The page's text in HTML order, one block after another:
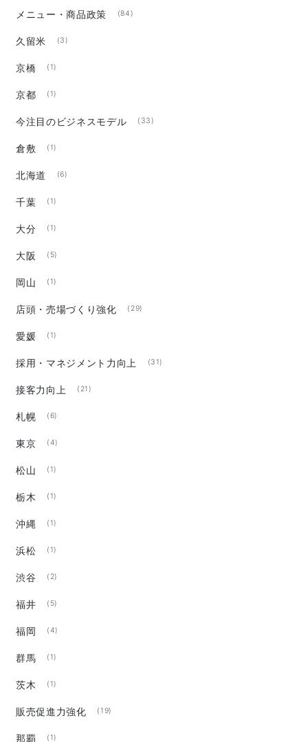
メニュー・商品政策 (84)
久留米 (3)
京橋 (1)
京都 (1)
今注目のビジネスモデル (33)
倉敷 (1)
北海道 (6)
千葉 (1)
大分 (1)
大阪 (5)
岡山 (1)
店頭・売場づくり強化 (29)
愛媛 (1)
採用・マネジメント力向上 (31)
接客力向上 (21)
札幌 (6)
東京 (4)
松山 (1)
栃木 (1)
沖縄 (1)
浜松 (1)
渋谷 (2)
福井 (5)
福岡 (4)
群馬 (1)
茨木 (1)
販売促進力強化 (19)
那覇 (1)